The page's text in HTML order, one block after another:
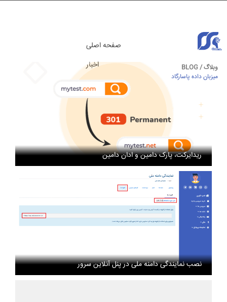
وبلاگ / BLOG
میزبان داده پاسارگاد
صفحه اصلی
اخبار
مقالات آموزشی
ریدایرکت، پارک دامین و ادان دامین
نصب نمایندگی دامنه ملی در پنل آنلاین سرور